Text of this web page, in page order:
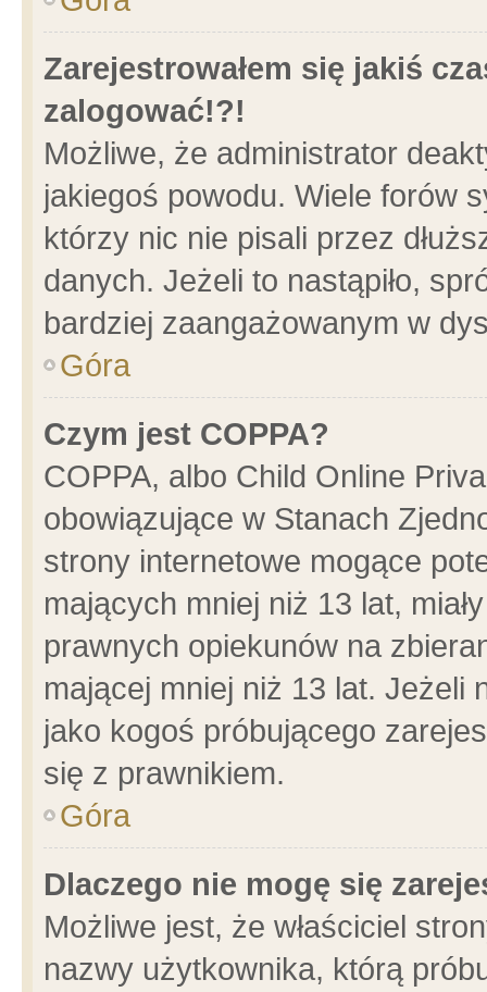
Zarejestrowałem się jakiś
zalogować!?!
Możliwe, że administrator
jakiegoś powodu. Wiele forów
którzy nic nie pisali przez
danych. Jeżeli to nastąpiło,
bardziej zaangażowanym w
Góra
Czym jest COPPA?
COPPA, albo Child Online
obowiązujące w Stanach
strony internetowe mogące
mających mniej niż 13 lat,
prawnych opiekunów na
mającej mniej niż 13 lat. Jeżeli
jako kogoś próbującego
się z prawnikiem.
Góra
Dlaczego nie mogę się
Możliwe jest, że właściciel
nazwy użytkownika, którą